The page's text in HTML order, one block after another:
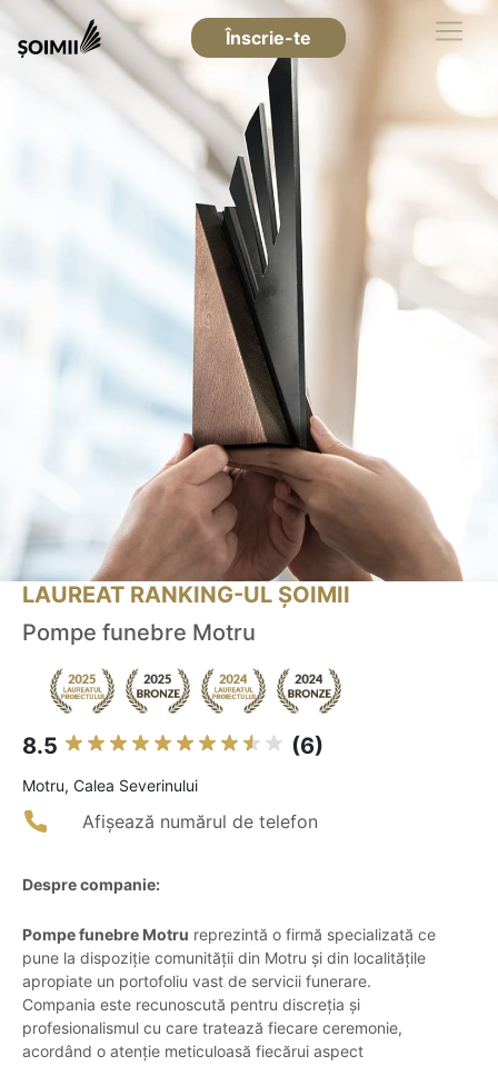
Înscrie-te
LAUREAT RANKING-UL ȘOIMII
Pompe funebre Motru
8.5 (6)
Motru, Calea Severinului
Afișează numărul de telefon
Despre companie:
Pompe funebre Motru reprezintă o firmă specializată ce
pune la dispoziție comunității din Motru și din localitățile
apropiate un portofoliu vast de servicii funerare.
Compania este recunoscută pentru discreția și
profesionalismul cu care tratează fiecare ceremonie,
acordând o atenție meticuloasă fiecărui aspect